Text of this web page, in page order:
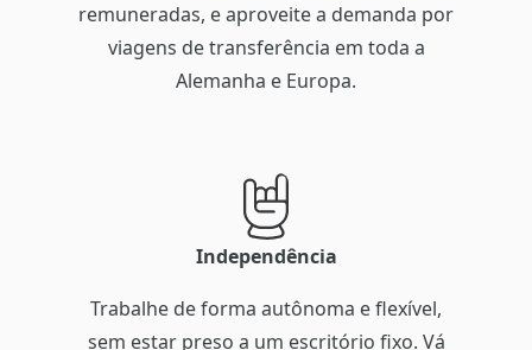
remuneradas, e aproveite a demanda por
viagens de transferência em toda a
Alemanha e Europa.
Independência
Trabalhe de forma autônoma e flexível,
sem estar preso a um escritório fixo. Vá